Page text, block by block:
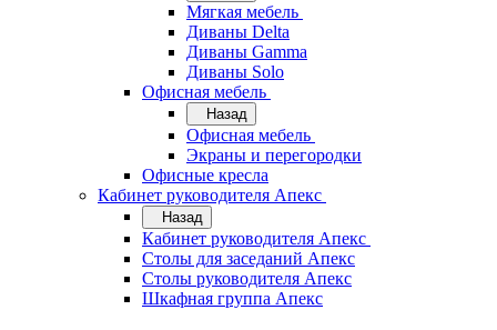
Мягкая мебель
Диваны Delta
Диваны Gamma
Диваны Solo
Офисная мебель
Назад
Офисная мебель
Экраны и перегородки
Офисные кресла
Кабинет руководителя Апекс
Назад
Кабинет руководителя Апекс
Столы для заседаний Апекс
Столы руководителя Апекс
Шкафная группа Апекс